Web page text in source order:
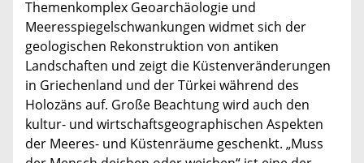
Themenkomplex Geoarchäologie und
Meeresspiegelschwankungen widmet sich der
geologischen Rekonstruktion von antiken
Landschaften und zeigt die Küstenveränderungen
in Griechenland und der Türkei während des
Holozäns auf. Große Beachtung wird auch den
kultur- und wirtschaftsgeographischen Aspekten
der Meeres- und Küstenräume geschenkt. „Muss